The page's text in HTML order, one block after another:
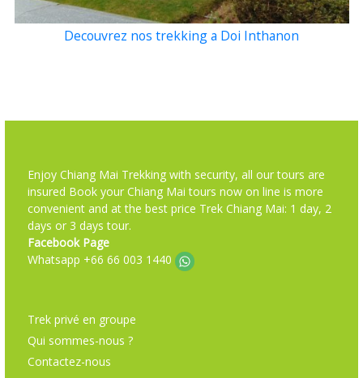
Decouvrez nos trekking a Doi Inthanon
Enjoy Chiang Mai Trekking with security, all our tours are
insured Book your Chiang Mai tours now on line is more
convenient and at the best price Trek Chiang Mai: 1 day, 2
days or 3 days tour.
Facebook Page
Whatsapp +66 66 003 1440
Trek privé en groupe
Qui sommes-nous ?
Contactez-nous